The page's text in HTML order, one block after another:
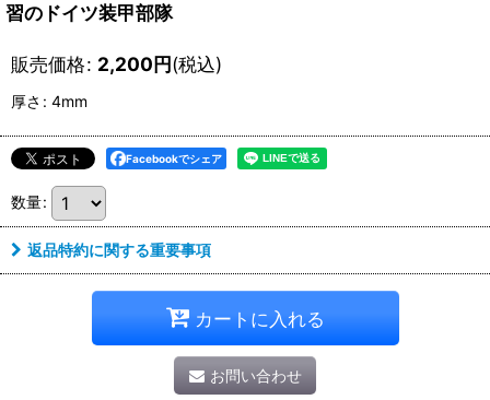
習のドイツ装甲部隊
販売価格: 2,200円(税込)
厚さ : 4mm
Facebookでシェア
数量:
返品特約に関する重要事項
カートに入れる
お問い合わせ